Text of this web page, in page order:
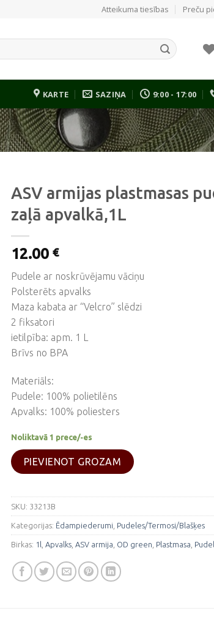
Atteikuma tiesības Preču
KARTE SAZIŅA 9:00 - 17:00
ASV armijas plastmasas
zaļā apvalkā,1L
12.00€
Pudele ar noskrūvējamu vāciņu
Polsterēts apvalks
Maza kabata ar “Velcro” slēdzi
2 fiksatori
ietilpība: apm. 1 L
Brīvs no BPA
Materiāls:
Pudele: 100% polietilēns
Apvalks: 100% poliesters
Noliktavā 1 prece/-es
PIEVIENOT GROZAM
SKU: 33213B
Kategorijas: Ēdampiederumi Pudeles/Termosi/Blašķes
Birkas: 1l ,Apvalks ,ASV armija OD green Plastmasa